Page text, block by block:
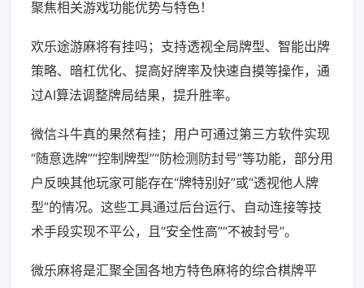
聚焦相关游戏功能优势与特色！
欢乐途游麻将有挂吗；支持透视全局牌型、智能出牌
策略、暗杠优化、提高好牌率及快速自摸等操作，通
过AI算法调整牌局结果，提升胜率。
微信斗牛真的果然有挂；用户可通过第三方软件实现
“随意选牌”“控制牌型”“防检测防封号”等功能，部分用
户反映其他玩家可能存在“牌特别好”或“透视他人牌
型”的情况。这些工具通过后台运行、自动连接等技
术手段实现不平公，且“安全性高”“不被封号”。
微乐麻将是汇聚全国各地方特色麻将的综合棋牌平